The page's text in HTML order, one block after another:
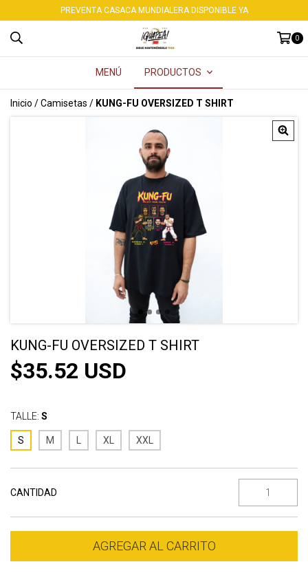
PREVENTA CASACA MUNDIALERA DISPONIBLE YA
0
MENÚ PRODUCTOS
Inicio /Camisetas / KUNG-FU OVERSIZED T SHIRT
KUNG-FU OVERSIZED T SHIRT
$35.52 USD
TALLE: S
S M XL XXL
CANTIDAD